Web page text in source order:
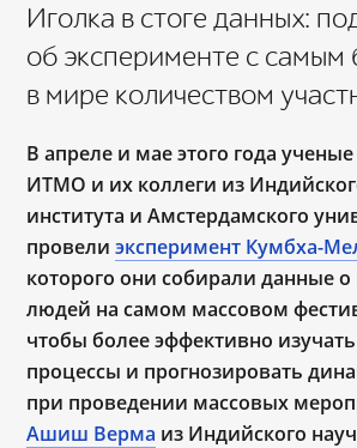
Иголка в стоге данных:
об эксперименте с
в мире количеством
В апреле и мае этого года
ИТМО и их коллеги из
института и Амстердамского
провелиэксперимент Кумбха-
которого они собирали данные
людей на самом массовом
чтобы более эффективно
процессы и прогнозировать
при проведении массовых
Ашиш Верма из Индийского